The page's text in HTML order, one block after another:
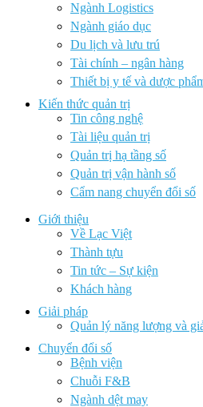
Ngành Logistics
Ngành giáo dục
Du lịch và lưu trú
Tài chính – ngân hàng
Thiết bị y tế và dược
Kiến thức quản trị
Tin công nghệ
Tài liệu quản trị
Quản trị hạ tầng số
Quản trị vận hành số
Cẩm nang chuyển đổi số
Giới thiệu
Về Lạc Việt
Thành tựu
Tin tức – Sự kiện
Khách hàng
Giải pháp
Quản lý năng lượng và
Chuyển đổi số
Bệnh viện
Chuỗi F&B
Ngành dệt may